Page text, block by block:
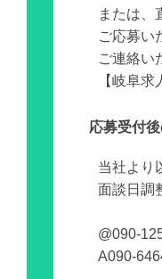
または、
ご応募い
ご連絡い
【岐阜
応募受付
当社より
面談日調
@090-
A090-